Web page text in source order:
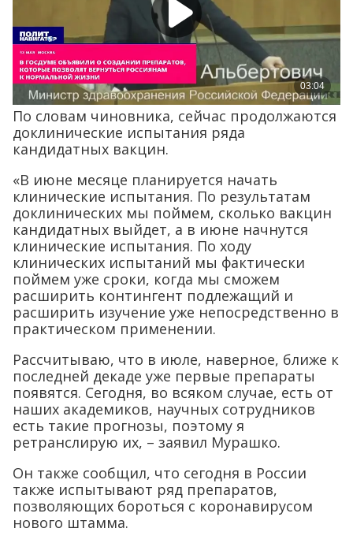
По словам чиновника, сейчас продолжаются
доклинические испытания ряда
кандидатных вакцин.
«В июне месяце планируется начать
клинические испытания. По результатам
доклинических мы поймем, сколько вакцин
кандидатных выйдет, а в июне начнутся
клинические испытания. По ходу
клинических испытаний мы фактически
поймем уже сроки, когда мы сможем
расширить контингент подлежащий и
расширить изучение уже непосредственно в
практическом применении.
Рассчитываю, что в июле, наверное, ближе к
последней декаде уже первые препараты
появятся. Сегодня, во всяком случае, есть от
наших академиков, научных сотрудников
есть такие прогнозы, поэтому я
ретранслирую их, – заявил Мурашко.
Он также сообщил, что сегодня в России
также испытывают ряд препаратов,
позволяющих бороться с коронавирусом
нового штамма.